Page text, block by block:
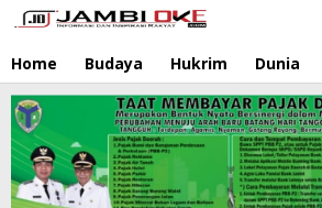
Lewati
ke
konten
Home Budaya Hukrim Dunia